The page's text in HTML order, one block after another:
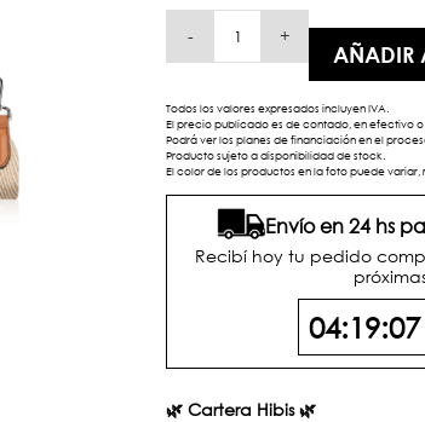
- +
AÑADIR
Todos los valores expresados incluyen IVA.
El precio publicado es de contado, en efectivo
Podrá ver los planes de financiación en el
Producto sujeto a disponibilidad de stock.
El color de los productos en la foto puede
Envío en 24 hs
Recibí hoy tu pedido
04:19:07
🌿 Cartera Hibis 🌿